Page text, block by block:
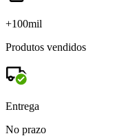
+100mil
Produtos vendidos
Entrega
No prazo